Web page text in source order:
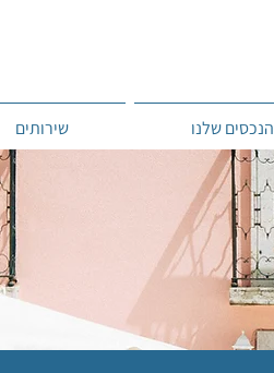
שירותים הנכסים שלנו